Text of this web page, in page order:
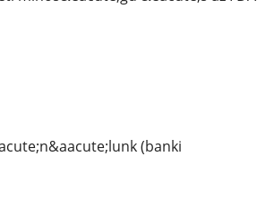
(banki